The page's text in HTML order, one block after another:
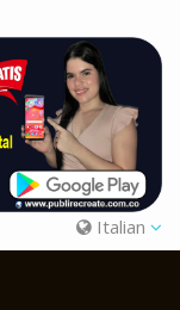
Italian